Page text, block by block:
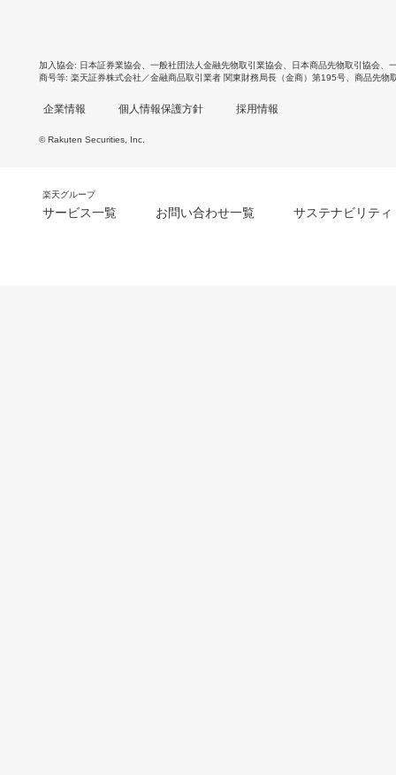
加入協会 日本証券業協会 一般社団法人金融先物取引業協会 日本商品先物取引協会
商号等 楽天証券株式会社／金融商品取引業者 関東財務局長（金商）第195号、商品先物
企業情報 個人情報保護方針 採用情報
© Rakuten Securities, Inc.
楽天グループ
サービス一覧 お問い合わせ一覧 サステナビリティ